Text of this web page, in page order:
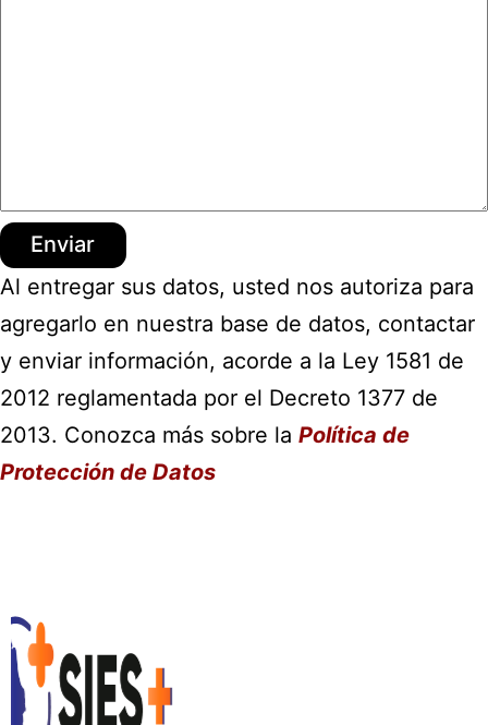
Al entregar sus datos, usted nos autoriza para
agregarlo en nuestra base de datos, contactar
y enviar información, acorde a la Ley 1581 de
2012 reglamentada por el Decreto 1377 de
2013. Conozca más sobre la Política de
Protección de Datos